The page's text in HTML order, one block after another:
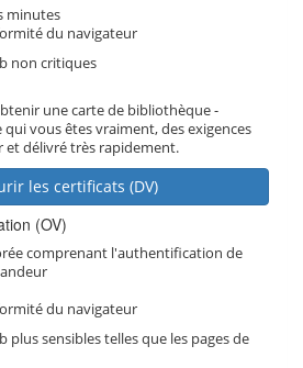
minutes
du navigateur
non critiques
une carte de bibliothèque -
vous êtes vraiment, des exigences
et délivré très rapidement.
les certificats (DV)
(OV)
comprenant l'authentification de
du navigateur
plus sensibles telles que les pages de